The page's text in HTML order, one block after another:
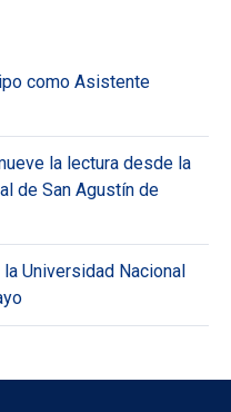
como Asistente
la lectura desde la
de San Agustín de
Universidad Nacional